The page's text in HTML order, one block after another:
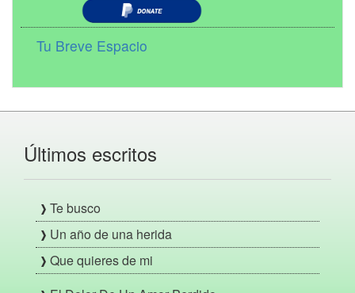
Tu Breve Espacio
Últimos escritos
Te busco
Un año de una herida
Que quieres de mi